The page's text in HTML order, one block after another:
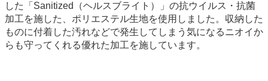
した「Sanitized（ヘルスブライト）」の抗ウイルス・抗菌
加工を施した、ポリエステル生地を使用しました。収納した
ものに付着した汚れなどで発生してしまう気になるニオイか
らも守ってくれる優れた加工を施しています。